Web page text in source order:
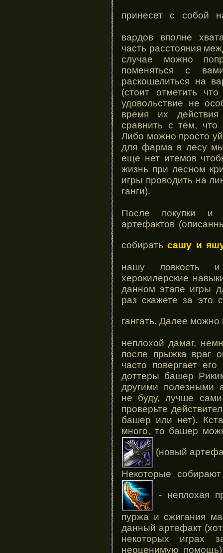
принесет с собой
вардов вполне
часть расстояния
случае можно
поменяться с
раскошелиться на
(стоит отметить
удовольствие не
время их действия
сравнить с тем,
Либо можно просто
для фарма в лесу
еще нет итемов
жизнь при лесном
игры проводить на
ганги).
После покупки и
артефактов
собиратьсашу и
нашу ловкость
херокилерские
данном этапе игры
раз скажете за это
гангать. Далее
неплохой дамаг,
после прыжка враг
часто повергает
доттеры башер
другими полезными
не буду, лучше
проверьте
башер или нет).
много, то башер
(новый
Некоторые
- неплохая
пуржа и сжигания
данный артефакт
некоторых играх
неоценимую